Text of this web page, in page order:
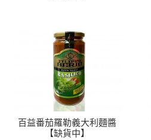
百益番茄羅勒義大利麵醬
【缺貨中】